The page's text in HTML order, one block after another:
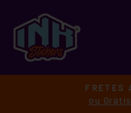
para
Conteúdo
FRETES
ou